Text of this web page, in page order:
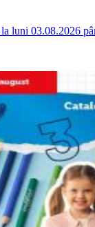
luni 03.08.2026